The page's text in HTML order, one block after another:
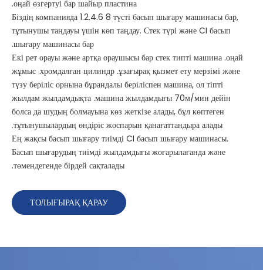
оңай өзгертуі бар шайыр пластина.
Біздің компанияда 1.2.4.6 8 түсті басып шығару машинасы бар,
тұтынушы таңдауы үшін көп таңдау. Стек түрі және CI басып
шығару машинасы бар.
Екі рет орауы және артқа ораушысы бар стек типті машина .оңай
жұмыс .хромдалған цилиндр .ұзағырақ қызмет ету мерзімі және
түзу беріліс орнына бұрандалы беріліспен машина, ол тіпті
жылдам жылдамдықта .машина жылдамдығы 70м/мин дейін
болса да шудың болмауына көз жеткізе алады, бұл көптеген
тұтынушылардың өндіріс жоспарын қанағаттандыра алады.
Ең жақсы басып шығару тиімді CI басып шығару машинасы.
Басып шығарудың тиімді жылдамдығы жоғарылағанда және
төмендегенде бірдей сақталады.
ТОЛЫҒЫРАҚ ҚАРАУ